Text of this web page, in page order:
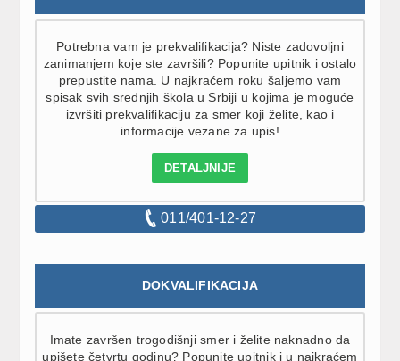
Potrebna vam je prekvalifikacija? Niste zadovoljni
zanimanjem koje ste završili? Popunite upitnik i ostalo
prepustite nama. U najkraćem roku šaljemo vam
spisak svih srednjih škola u Srbiji u kojima je moguće
izvršiti prekvalifikaciju za smer koji želite, kao i
informacije vezane za upis!
DETALJNIJE
011/401-12-27
DOKVALIFIKACIJA
Imate završen trogodišnji smer i želite naknadno da
upišete četvrtu godinu? Popunite upitnik i u najkraćem